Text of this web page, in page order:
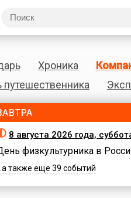
Хроника
путешественника
8 августа 2026 года,
физкультурника в
...а также еще 39 событий